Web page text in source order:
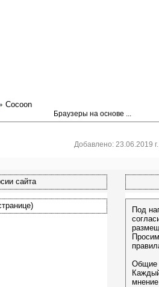
сайта
Добавлено: 23.06.2019 г.
Cocoon
Браузеры на основе ...